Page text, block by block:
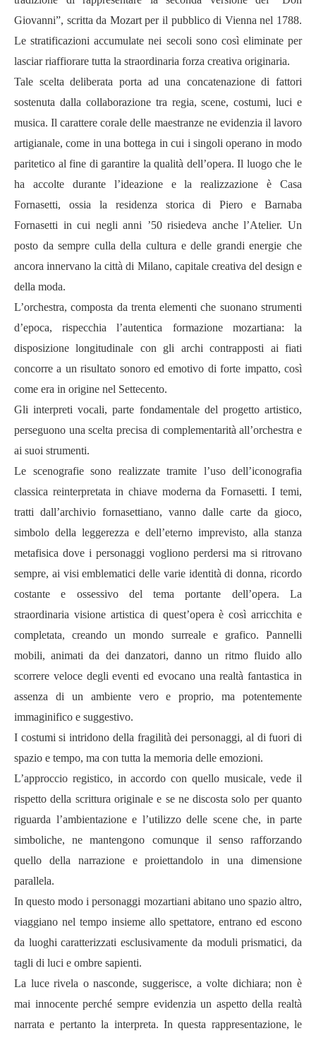
Giovanni”, scritta da Mozart per il pubblico di Vienna nel 1788.
Le stratificazioni accumulate nei secoli sono così eliminate per
lasciar riaffiorare tutta la straordinaria forza creativa originaria.
Tale scelta deliberata porta ad una concatenazione di fattori
sostenuta dalla collaborazione tra regia, scene, costumi, luci e
musica. Il carattere corale delle maestranze ne evidenzia il lavoro
artigianale, come in una bottega in cui i singoli operano in modo
paritetico al fine di garantire la qualità dell’opera. Il luogo che le
ha accolte durante l’ideazione e la realizzazione è Casa
Fornasetti, ossia la residenza storica di Piero e Barnaba
Fornasetti in cui negli anni ’50 risiedeva anche l’Atelier. Un
posto da sempre culla della cultura e delle grandi energie che
ancora innervano la città di Milano, capitale creativa del design e
della moda.
L’orchestra, composta da trenta elementi che suonano strumenti
d’epoca, rispecchia l’autentica formazione mozartiana: la
disposizione longitudinale con gli archi contrapposti ai fiati
concorre a un risultato sonoro ed emotivo di forte impatto, così
come era in origine nel Settecento.
Gli interpreti vocali, parte fondamentale del progetto artistico,
perseguono una scelta precisa di complementarità all’orchestra e
ai suoi strumenti.
Le scenografie sono realizzate tramite l’uso dell’iconografia
classica reinterpretata in chiave moderna da Fornasetti. I temi,
tratti dall’archivio fornasettiano, vanno dalle carte da gioco,
simbolo della leggerezza e dell’eterno imprevisto, alla stanza
metafisica dove i personaggi vogliono perdersi ma si ritrovano
sempre, ai visi emblematici delle varie identità di donna, ricordo
costante e ossessivo del tema portante dell’opera. La
straordinaria visione artistica di quest’opera è così arricchita e
completata, creando un mondo surreale e grafico. Pannelli
mobili, animati da dei danzatori, danno un ritmo fluido allo
scorrere veloce degli eventi ed evocano una realtà fantastica in
assenza di un ambiente vero e proprio, ma potentemente
immaginifico e suggestivo.
I costumi si intridono della fragilità dei personaggi, al di fuori di
spazio e tempo, ma con tutta la memoria delle emozioni.
L’approccio registico, in accordo con quello musicale, vede il
rispetto della scrittura originale e se ne discosta solo per quanto
riguarda l’ambientazione e l’utilizzo delle scene che, in parte
simboliche, ne mantengono comunque il senso rafforzando
quello della narrazione e proiettandolo in una dimensione
parallela.
In questo modo i personaggi mozartiani abitano uno spazio altro,
viaggiano nel tempo insieme allo spettatore, entrano ed escono
da luoghi caratterizzati esclusivamente da moduli prismatici, da
tagli di luci e ombre sapienti.
La luce rivela o nasconde, suggerisce, a volte dichiara; non è
mai innocente perché sempre evidenzia un aspetto della realtà
narrata e pertanto la interpreta. In questa rappresentazione, le